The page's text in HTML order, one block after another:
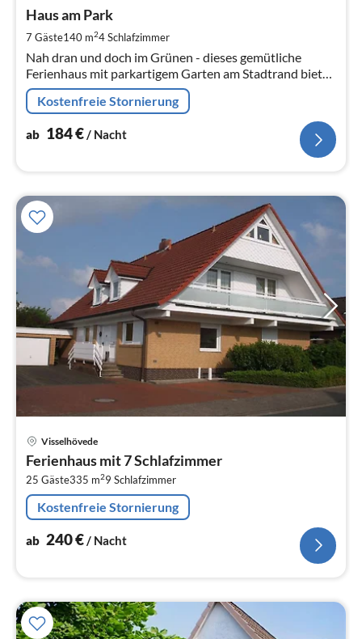
Haus am Park
7 Gäste140 m24Schlafzimmer
Nah dran und doch im Grünen - dieses gemütliche
Ferienhaus mit parkartigem Garten am Stadtrand bietet
viel Platz zum Wohlfühlen mit der Familie, Freunden
oder Kollegen.
Kostenfreie Stornierung
ab 184€/ Nacht
Visselhövede
Ferienhaus mit 7 Schlafzimmer
25 Gäste335 m29 Schlafzimmer
Kostenfreie Stornierung
ab 240€/ Nacht